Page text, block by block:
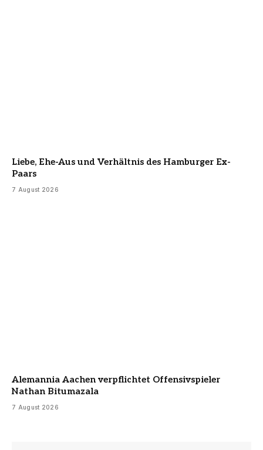
Liebe, Ehe-Aus und Verhältnis des Hamburger Ex-
Paars
7 August 2026
Alemannia Aachen verpflichtet Offensivspieler
Nathan Bitumazala
7 August 2026